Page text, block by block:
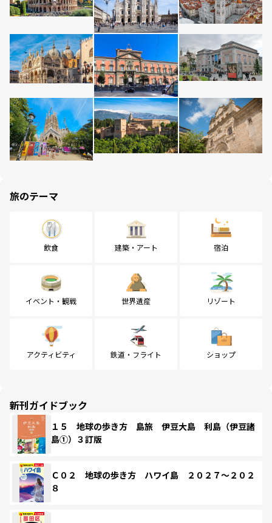
旅のテーマ
飲食 建築・アート 宿泊
イベント・観戦 世界遺産 リゾート
アクティビティ 鉄道・フライト ショップ
新刊ガイドブック
１５ 地球の歩き方 島旅 伊豆大島 利島（伊豆諸
島①）３訂版
Ｃ０２ 地球の歩き方 ハワイ島 ２０２７～２０２
８